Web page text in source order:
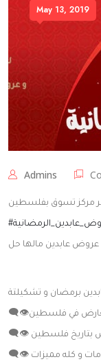
May 13, 2019
Admins
عروض عابدين مالها حل
بتاريخ فلسطين